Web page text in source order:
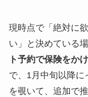
現時点で「絶対に
い」と決めている
ト予約で保険をか
で、1月中旬以降
を覗いて、追加で